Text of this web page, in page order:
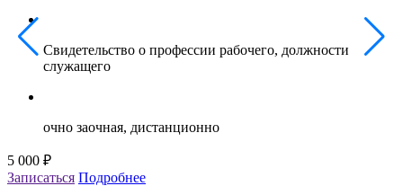
Свидетельство о профессии рабочего, должности
служащего
очно заочная, дистанционно
5 000 ₽
Записаться Подробнее